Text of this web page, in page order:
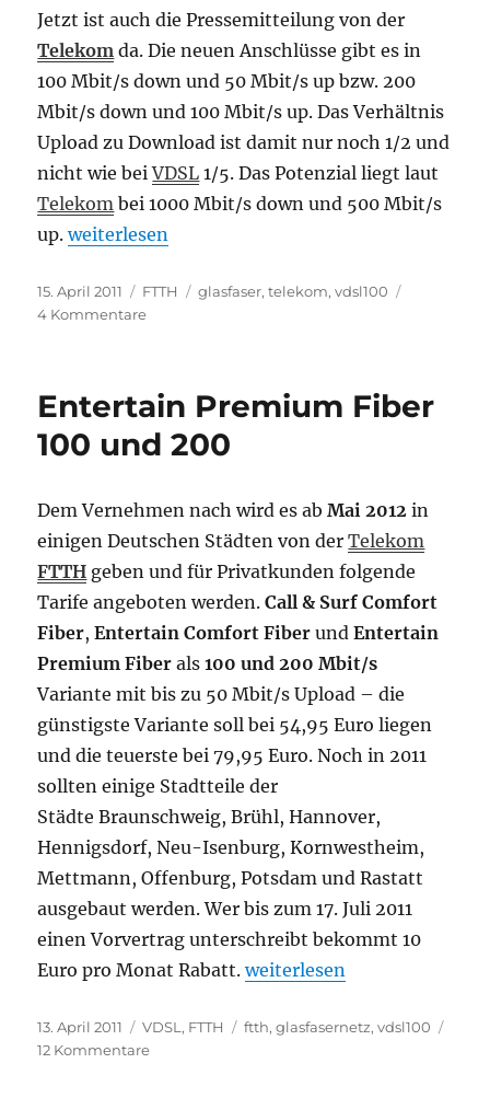
Jetzt ist auch die Pressemitteilung von der
Telekom da. Die neuen Anschlüsse gibt es in
100 Mbit/s down und 50 Mbit/s up bzw. 200
Mbit/s down und 100 Mbit/s up. Das Verhältnis
Upload zu Download ist damit nur noch 1/2 und
nicht wie beiVDSL 1/5. Das Potenzial liegt laut
Telekom bei 1000 Mbit/s down und 500 Mbit/s
up.„FTTH der Telekom mit bis 200 Mbit/s
weiterlesen
Veröffentlicht
am
15. April 2011 Kategorien
FTTH Schlagwörter
glasfaser,telekom,vdsl100
4 Kommentarezu
mit
200
und
100
Mbit/s
Entertain Premium Fiber
100 und 200
Dem Vernehmen nach wird es abMai 2012 in
einigen Deutschen Städten von derTelekom
FTTH geben und für Privatkunden folgende
Tarife angeboten werden.Call & Surf Comfort
Fiber,Entertain Comfort Fiber undEntertain
Premium Fiber als100 und 200 Mbit/s
Variante mit bis zu 50 Mbit/s Upload – die
günstigste Variante soll bei 54,95 Euro liegen
und die teuerste bei 79,95 Euro. Noch in 2011
sollten einige Stadtteile der
Städte Braunschweig, Brühl, Hannover,
Hennigsdorf, Neu-Isenburg, Kornwestheim,
Mettmann, Offenburg, Potsdam und Rastatt
ausgebaut werden. Wer bis zum 17. Juli 2011
einen Vorvertrag unterschreibt bekommt 10
Euro pro Monat Rabatt.„Entertain Premium Fiber
weiterlesen
Veröffentlicht
am
13. April 2011 Kategorien
VDSL , FTTH Schlagwörter
ftth,glasfasernetz,vdsl100
12 Kommentarezu